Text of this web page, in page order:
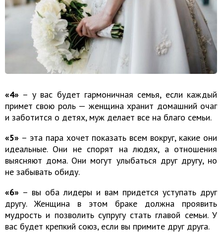
«4» – у вас будет гармоничная семья, если каждый
примет свою роль — женщина хранит домашний очаг
и заботится о детях, муж делает все на благо семьи.
«5» – эта пара хочет показать всем вокруг, какие они
идеальные. Они не спорят на людях, а отношения
выясняют дома. Они могут улыбаться друг другу, но
не забывать обиду.
«6» – вы оба лидеры и вам придется уступать друг
другу. Женщина в этом браке должна проявить
мудрость и позволить супругу стать главой семьи. У
вас будет крепкий союз, если вы примите друг друга.